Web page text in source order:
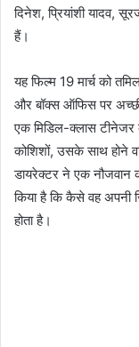
दिनेश, प्रियांशी यादव,
हैं।
यह फिल्म 19 मार्च को
और बॉक्स ऑफिस पर
एक मिडिल-क्लास
कोशिशों, उसके साथ होने
डायरेक्टर ने एक नौजवान
किया है कि कैसे वह अपनी
होता है।